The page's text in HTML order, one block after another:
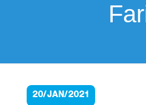
20/JAN/2021